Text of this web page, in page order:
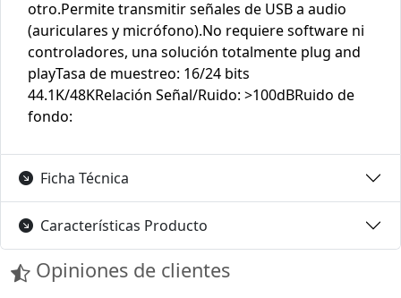
otro.Permite transmitir señales de USB a audio
(auriculares y micrófono).No requiere software ni
controladores, una solución totalmente plug and
playTasa de muestreo: 16/24 bits
44.1K/48KRelación Señal/Ruido: >100dBRuido de
fondo:
Ficha Técnica
Características Producto
Opiniones de clientes